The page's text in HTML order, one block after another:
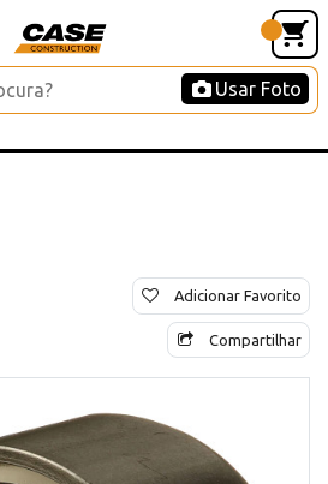
Usar Foto
Adicionar Favorito
Compartilhar